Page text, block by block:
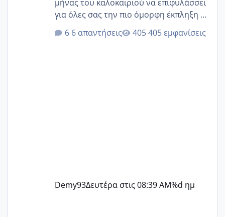
μήνας του καλοκαιριού να επιφυλάσσει
για όλες σας την πιο όμορφη έκπληξη 🧿
@Elk @Melikara86 @Παρασκευαιδου
@Zenia z @melitiniღ @Christi.D.
6 απαντήσεις 405 εμφανίσεις
Demy93Δευτέρα στις 08:39 AM%d ημ